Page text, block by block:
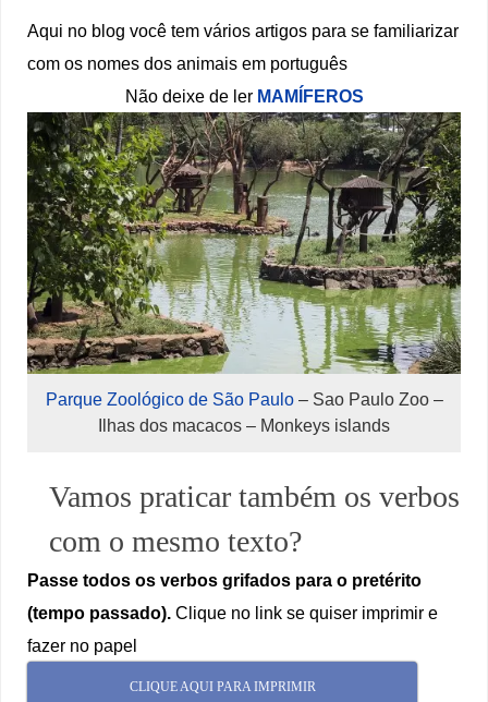
Aqui no blog você tem vários artigos para se familiarizar
com os nomes dos animais em português
Não deixe de ler MAMÍFEROS
Parque Zoológico de São Paulo– Sao Paulo Zoo –
Ilhas dos macacos – Monkeys islands
Vamos praticar também os verbos
com o mesmo texto?
Passe todos os verbos grifados para o pretérito
(tempo passado).Clique no link se quiser imprimir e
fazer no papel
CLIQUE AQUI PARA IMPRIMIR